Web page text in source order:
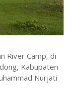
River Camp, di
Kabupaten
Nurjati